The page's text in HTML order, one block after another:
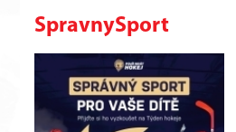
SpravnySport